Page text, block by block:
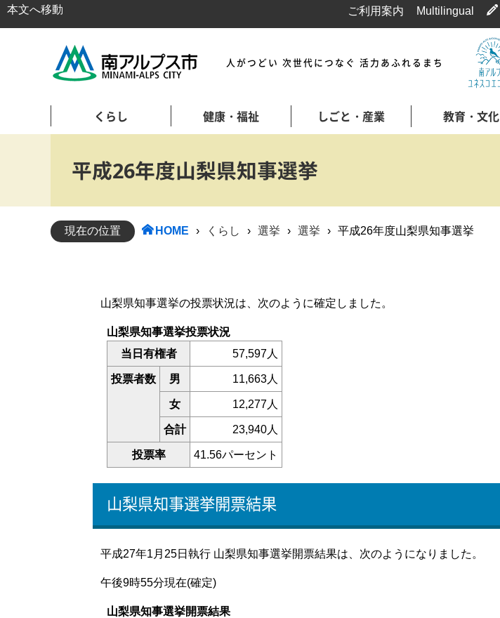
本文へ移動 ご利用案内 Multilingual
人がつどい 次世代につなぐ 活力あふれるまち
くらし 健康・福祉 しごと・産業 教育・文化
平成26年度山梨県知事選挙
現在の位置 HOME › くらし › 選挙 › 選挙 › 平成26年度山梨県知事選挙
山梨県知事選挙の投票状況は、次のように確定しました。
山梨県知事選挙投票状況
当日有権者
57,597人
投票者数 男 11,663人
女 12,277人
合計 23,940人
投票率 41.56パーセント
山梨県知事選挙開票結果
平成27年1月25日執行 山梨県知事選挙開票結果は、次のようになりました。
午後9時55分現在(確定)
山梨県知事選挙開票結果